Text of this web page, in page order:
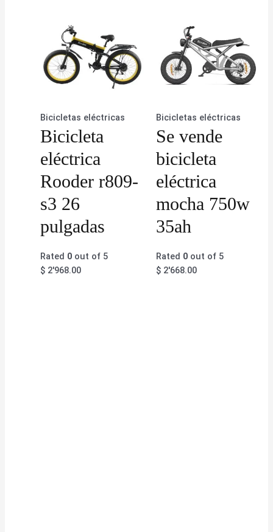
Bicicletas eléctricas
Bicicleta
eléctrica
Rooder r809-
s3 26
pulgadas
Rated 0 out of 5
$ 2'968.00
Bicicletas eléctricas
Se vende
bicicleta
eléctrica
mocha 750w
35ah
Rated 0out of 5
$2'668.00